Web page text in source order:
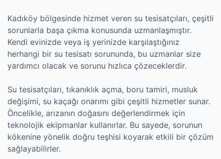
Kadıköy bölgesinde hizmet veren su tesisatçıları, çeşitli
sorunlarla başa çıkma konusunda uzmanlaşmıştır.
Kendi evinizde veya iş yerinizde karşılaştığınız
herhangi bir su tesisatı sorununda, bu uzmanlar size
yardımcı olacak ve sorunu hızlıca çözeceklerdir.
Su tesisatçıları, tıkanıklık açma, boru tamiri, musluk
değişimi, su kaçağı onarımı gibi çeşitli hizmetler sunar.
Öncelikle, arızanın doğasını değerlendirmek için
teknolojik ekipmanlar kullanırlar. Bu sayede, sorunun
kökenine yönelik doğru teşhisi koyarak etkili bir çözüm
sağlayabilirler.